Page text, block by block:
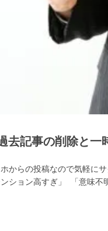
去記事の削除と一
からの投稿なので気軽に
ション高すぎ」 「意味